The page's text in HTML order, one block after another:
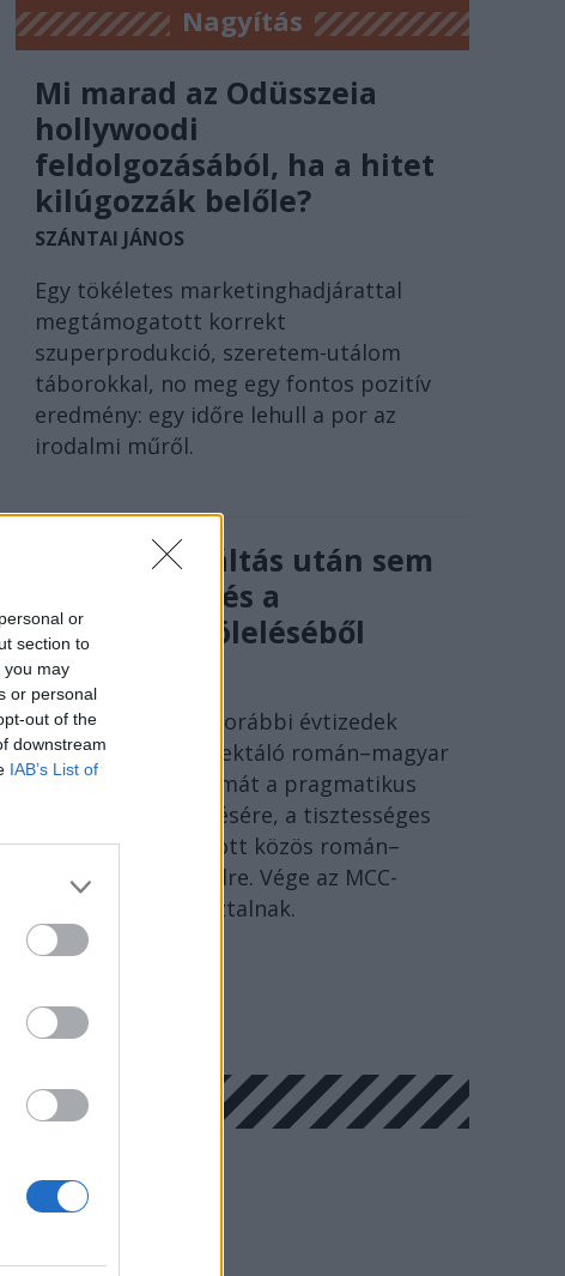
or
section to
you may
or personal
out of the
downstream
IAB’s List of
Nagyítás
Mi marad az Odüsszeia
hollywoodi
feldolgozásából, ha a hitet
kilúgozzák belőle?
SZÁNTAI JÁNOS
Egy tökéletes marketinghadjárattal
megtámogatott korrekt
szuperprodukció, szeretem-utálom
táborokkal, no meg egy fontos pozitív
eredmény: egy időre lehull a por az
irodalmi műről.
A rendszerváltás után sem
volt menekvés a
történelem öleléséből
SÓLYOM ISTVÁN
Ideje lecserélni a korábbi évtizedek
szenvedéseire reflektáló román–magyar
megbékélés fogalmát a pragmatikus
együttélés kifejezésére, a tisztességes
Európáért folytatott közös román–
magyar párbeszédre. Vége az MCC-
történészkerekasztalnak.